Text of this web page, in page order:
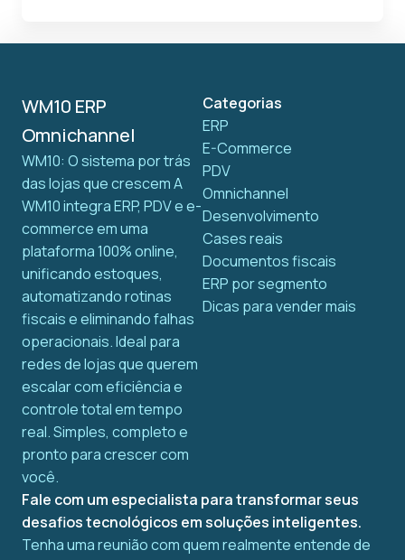
WM10 ERP
Omnichannel
WM10: O sistema por trás
das lojas que crescem A
WM10 integra ERP, PDV e e-
commerce em uma
plataforma 100% online,
unificando estoques,
automatizando rotinas
fiscais e eliminando falhas
operacionais. Ideal para
redes de lojas que querem
escalar com eficiência e
controle total em tempo
real. Simples, completo e
pronto para crescer com
você.
Categorias
ERP
E-Commerce
PDV
Omnichannel
Desenvolvimento
Cases reais
Documentos fiscais
ERP por segmento
Dicas para vender mais
Fale com um especialista para transformar seus
desafios tecnológicos em soluções inteligentes.
Tenha uma reunião com quem realmente entende de